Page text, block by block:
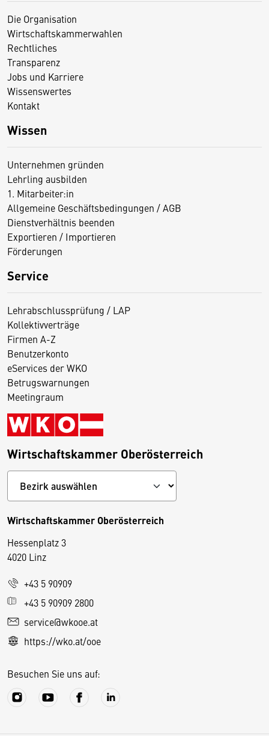
Die Organisation
Wirtschaftskammerwahlen
Rechtliches
Transparenz
Jobs und Karriere
Wissenswertes
Kontakt
Wissen
Unternehmen gründen
Lehrling ausbilden
1. Mitarbeiter:in
Allgemeine Geschäftsbedingungen / AGB
Dienstverhältnis beenden
Exportieren / Importieren
Förderungen
Service
Lehrabschlussprüfung / LAP
Kollektivverträge
Firmen A-Z
Benutzerkonto
eServices der WKO
Betrugswarnungen
Meetingraum
Wirtschaftskammer Oberösterreich
Wirtschaftskammer Oberösterreich
Hessenplatz 3
4020 Linz
+43 5 90909
+43 5 90909 2800
service@wkooe.at
https://wko.at/ooe
Besuchen Sie uns auf:
D
e
s
S
e